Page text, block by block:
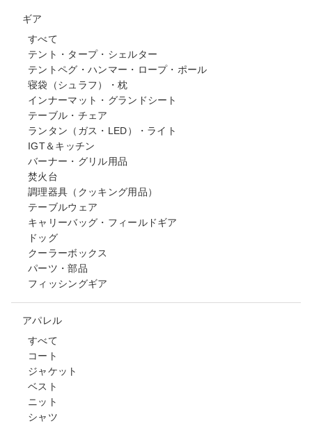
ギア
すべて
テント・タープ・シェルター
テントペグ・ハンマー・ロープ・ポール
寝袋（シュラフ）・枕
インナーマット・グランドシート
テーブル・チェア
ランタン（ガス・LED）・ライト
IGT＆キッチン
バーナー・グリル用品
焚火台
調理器具（クッキング用品）
テーブルウェア
キャリーバッグ・フィールドギア
ドッグ
クーラーボックス
パーツ・部品
フィッシングギア
アパレル
すべて
コート
ジャケット
ベスト
ニット
シャツ